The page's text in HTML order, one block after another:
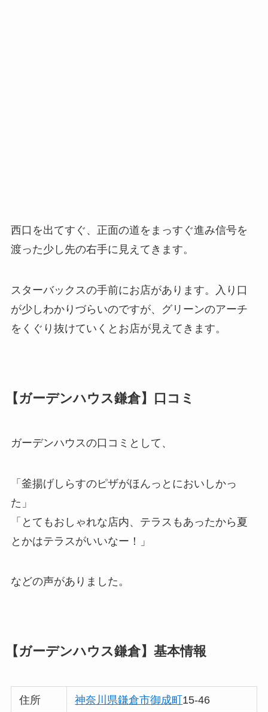
西口を出てすぐ、正面の道をまっすぐ進み信号を
渡った少し先の右手に見えてきます。
スターバックスの手前にお店があります。入り口
が少しわかりづらいのですが、グリーンのアーチ
をくぐり抜けていくとお店が見えてきます。
【ガーデンハウス鎌倉】口コミ
ガーデンハウスの口コミとして、
「釜揚げしらすのピザがほんっとにおいしかっ
た」
「とてもおしゃれな店内、テラスもあったから夏
とかはテラスがいいなー！」
などの声がありました。
【ガーデンハウス鎌倉】基本情報
住所 神奈川県鎌倉市御成町 15-46